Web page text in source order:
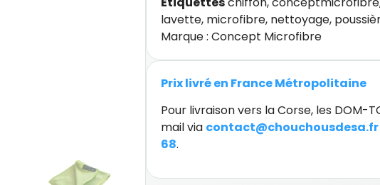
lavette, microfibre, nettoyage,
Marque : Concept Microfibre
Prix livré en France Métropolitaine
Pour livraison vers la Corse, les
mail via contact@chouchousdesa.fr
68.